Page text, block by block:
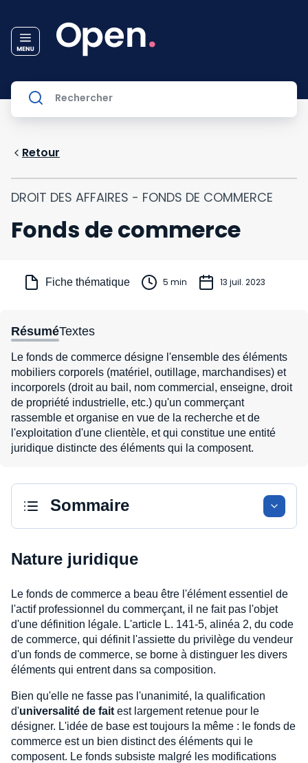
Retour
DROIT DES AFFAIRES - FONDS DE COMMERCE
Fonds de commerce
Fiche thématique 5 min 13 juil. 2023
RésuméTextes
Le fonds de commerce désigne l'ensemble des éléments
mobiliers corporels (matériel, outillage, marchandises) et
incorporels (droit au bail, nom commercial, enseigne, droit
de propriété industrielle, etc.) qu'un commerçant
rassemble et organise en vue de la recherche et de
l'exploitation d'une clientèle, et qui constitue une entité
juridique distincte des éléments qui la composent.
Sommaire
Nature juridique
Le fonds de commerce a beau être l'élément essentiel de
l'actif professionnel du commerçant, il ne fait pas l'objet
d'une définition légale. L'article L. 141-5, alinéa 2, du code
de commerce, qui définit l'assiette du privilège du vendeur
d'un fonds de commerce, se borne à distinguer les divers
éléments qui entrent dans sa composition.
Bien qu'elle ne fasse pas l'unanimité, la qualification
d'universalité de fait est largement retenue pour le
désigner. L'idée de base est toujours la même : le fonds de
commerce est un bien distinct des éléments qui le
composent. Le fonds subsiste malgré les modifications